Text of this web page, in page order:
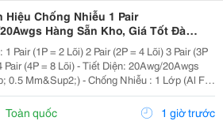
Hiệu Chống Nhiễu 1 Pair
Hàng Sẵn Kho, Giá Tốt Đà
1 Pair (1P = 2 Lõi) 2 Pair (2P = 4 Lõi) 3 Pair (3P
8 Lõi) - Tiết Diện: 20Awg/20Awgs
0.5 Mm&Sup2;) - Chống Nhiễu : 1 Lớp (Al Foil
Nhiễu (Al Foil + Lớp Lưới Chống Nhiễu) -
Đồng...
Toàn quốc 1 giờ trước